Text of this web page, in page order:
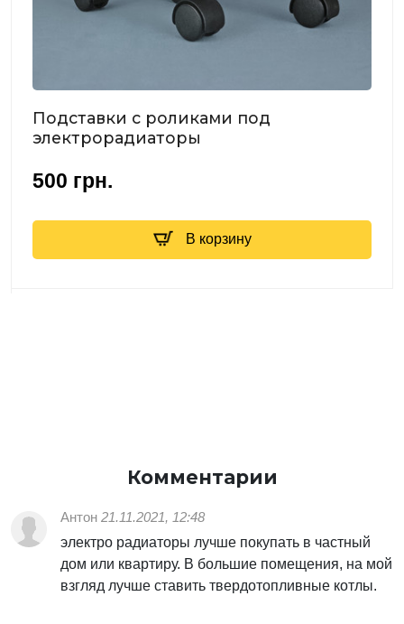
Подставки с роликами под
электрорадиаторы
500 грн.
В корзину
Комментарии
Антон 21.11.2021, 12:48
электро радиаторы лучше покупать в частный
дом или квартиру. В большие помещения, на мой
взгляд лучше ставить твердотопливные котлы.